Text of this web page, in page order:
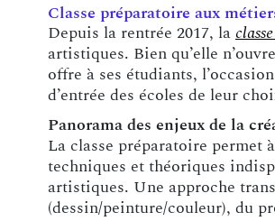
Classe préparatoire aux
Depuis la rentrée 2017, la
artistiques. Bien qu’elle
offre à ses étudiants,
d’entrée des écoles de leur
Panorama des enjeux de la
La classe préparatoire permet
techniques et théoriques
artistiques. Une approche
(dessin/peinture/couleur), du